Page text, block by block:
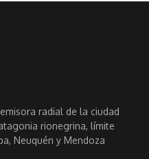
radial de la ciudad
rionegrina, límite
Neuquén y Mendoza